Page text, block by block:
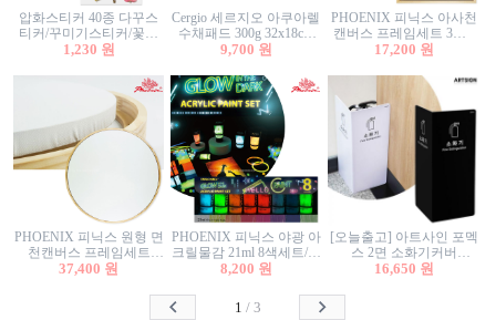
압화스티커 40종 다꾸스
티커/꾸미기스티커/꽃스
티커/압화꽃책갈피/팬시
1,230 원
Cergio 세르지오 아쿠아렐
수채패드 300g 32x18cm
12매 1면제본
9,700 원
PHOENIX 피닉스 아사천
캔버스 프레임세트 3호F
27.3x22cm 캔버스와 올림
17,200 원
PHOENIX 피닉스 원형 면
천캔버스 프레임세트
40cm/원형캔버스/플로팅
37,400 원
PHOENIX 피닉스 야광 아
크릴물감 21ml 8색세트/야
광물감
8,200 원
[오늘출고] 아트사인 포멕
스 2면 소화기커버
1470/1471/소화기커버/소
함/소화기거치대/소화기
16,650 원
1 / 3